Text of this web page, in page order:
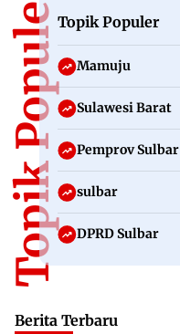
Topik PopulerTopik Populer
Mamuju
Sulawesi Barat
Pemprov Sulbar
sulbar
DPRD Sulbar
Berita Terbaru